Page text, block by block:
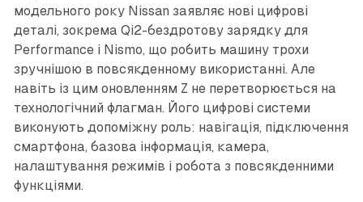
модельного року Nissan заявляє нові цифрові
деталі, зокрема Qi2-бездротову зарядку для
Performance і Nismo, що робить машину трохи
зручнішою в повсякденному використанні. Але
навіть із цим оновленням Z не перетворюється на
технологічний флагман. Його цифрові системи
виконують допоміжну роль: навігація, підключення
смартфона, базова інформація, камера,
налаштування режимів і робота з повсякденними
функціями.